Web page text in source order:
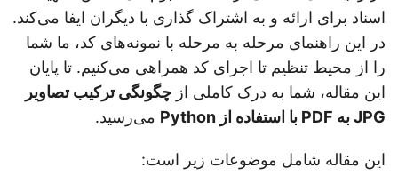
اسناد برای ارائه و به اشتراک گذاری با دیگران ایفا می‌کند.
در این راهنمای مرحله به مرحله با نمونه‌های کد، ما شما
را از محیط تنظیم تا اجرای کد همراهی می‌کنیم. تا پایان
این مقاله، شما به درک کاملی از چگونگی ترکیب تصاویر
JPG به PDF با استفاده از Python
می‌رسید.
این مقاله شامل موضوعات زیر است: